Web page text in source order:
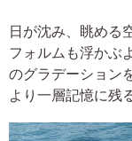
日が沈み、眺める
フォルムも浮かぶ
のグラデーション
より一層記憶に残